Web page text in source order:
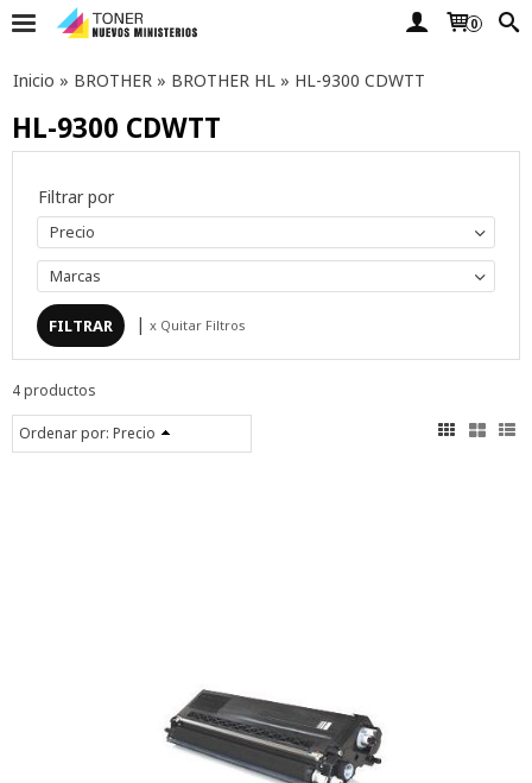
0
Inicio » BROTHER » BROTHER HL » HL-9300 CDWTT
HL-9300 CDWTT
Filtrar por
Precio
Marcas
| x Quitar Filtros
4 productos
Ordenar por: Precio